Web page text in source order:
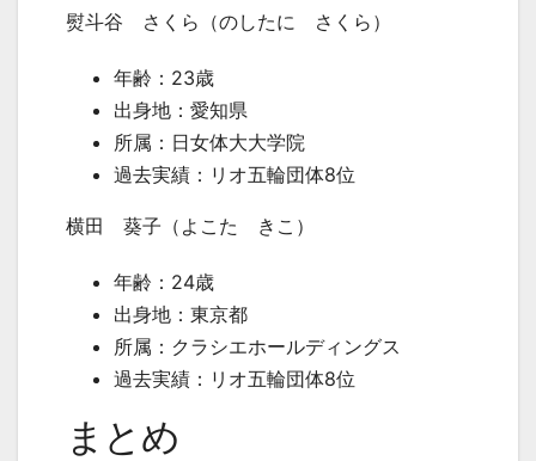
熨斗谷 さくら（のしたに さくら）
年齢： 23歳
出身地：愛知県
所属：日女体大大学院
過去実績：リオ五輪団体8位
横田 葵子（よこた きこ）
年齢： 24歳
出身地：東京都
所属：クラシエホールディングス
過去実績：リオ五輪団体8位
まとめ